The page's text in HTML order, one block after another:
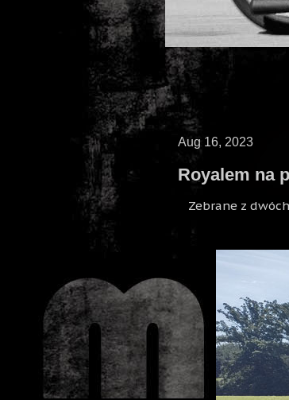
Aug 16, 2023
Royalem na
Zebrane z